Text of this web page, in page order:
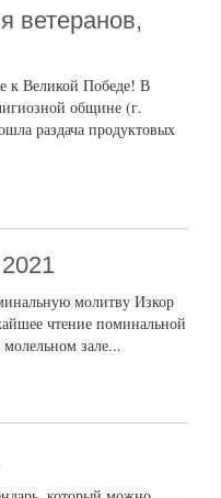
ветеранов,
к Великой Победе! В
общине (г.
раздача продуктовых
молитву Изкор
чтение поминальной
зале...